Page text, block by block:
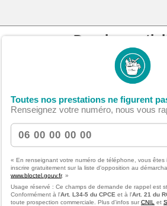
Toutes nos prestations ne figurent
Renseignez votre numéro, nous vous
« En renseignant votre numéro de téléphone, vous êtes
inscrire gratuitement sur la liste d'opposition au
www.bloctel.gouv.fr. »
Usage réservé : Ce champs de demande de rappel est
Conformément à l'Art. L34-5 du CPCE et à l'Art. 21 du
toute prospection commerciale. Plus d'infos sur CNIL et
Derniers
05/08/2026
Nantes : Entretien
surfaces - Nettoyage
22/07/2026
Nantes : Nettoyage
chantier - Délais et
optimisés